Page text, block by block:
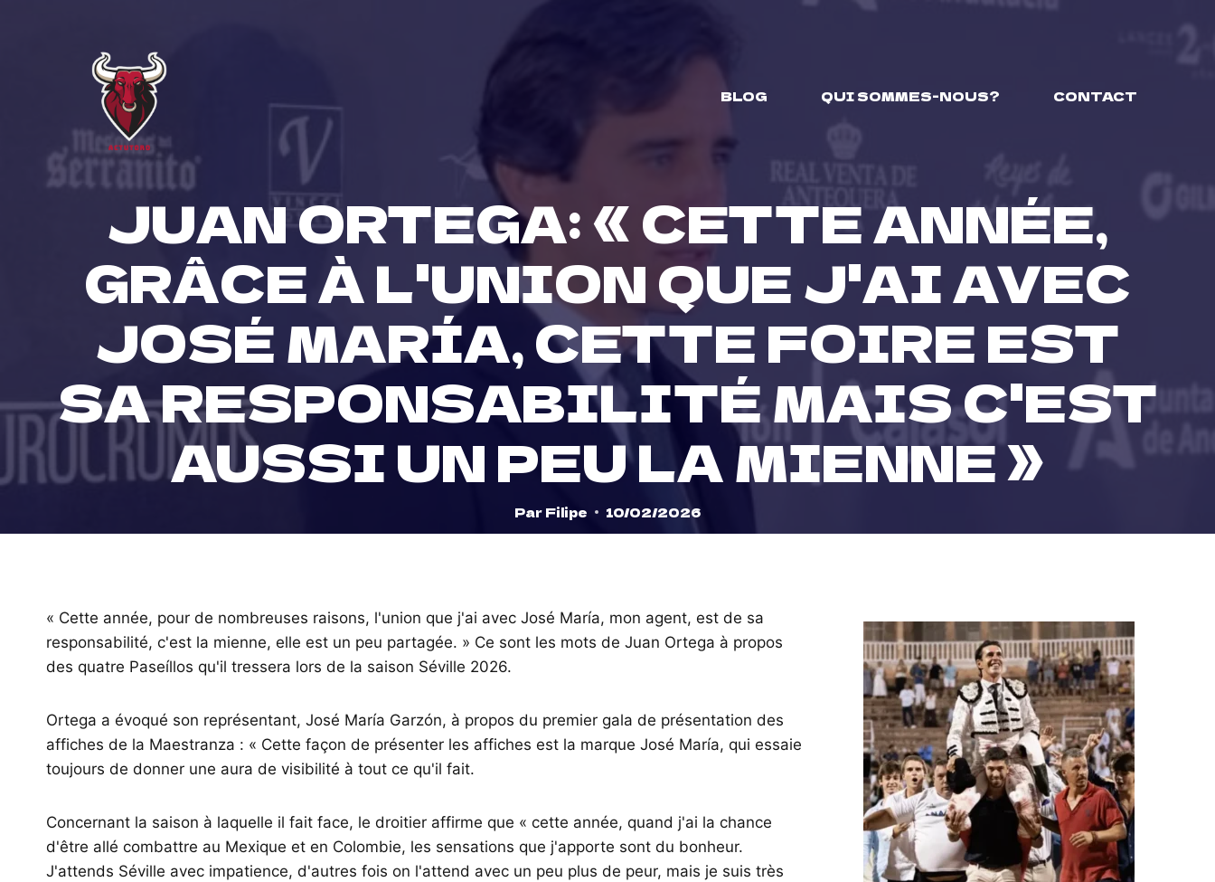
BLOG
QUI SOMMES-NOUS? CONTACT
JUAN ORTEGA: « CETTE ANNÉE,
GRÂCE À L'UNION QUE J'AI AVEC
JOSÉ MARÍA, CETTE FOIRE EST
SA RESPONSABILITÉ MAIS C'EST
AUSSI UN PEU LA MIENNE »
Par Filipe 10/02/2026
« Cette année, pour de nombreuses raisons, l'union que j'ai avec José María, mon agent, est de sa
responsabilité, c'est la mienne, elle est un peu partagée. » Ce sont les mots de Juan Ortega à propos
des quatre Paseíllos qu'il tressera lors de la saison Séville 2026.
Ortega a évoqué son représentant, José María Garzón, à propos du premier gala de présentation des
affiches de la Maestranza : « Cette façon de présenter les affiches est la marque José María, qui essaie
toujours de donner une aura de visibilité à tout ce qu'il fait.
Concernant la saison à laquelle il fait face, le droitier affirme que « cette année, quand j'ai la chance
d'être allé combattre au Mexique et en Colombie, les sensations que j'apporte sont du bonheur.
J'attends Séville avec impatience, d'autres fois on l'attend avec un peu plus de peur, mais je suis très